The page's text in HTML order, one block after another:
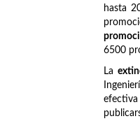
hasta
6500
La